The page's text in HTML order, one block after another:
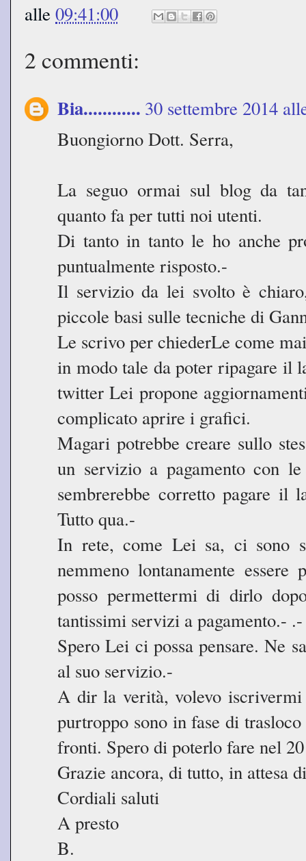
alle 09:41:00
2 commenti:
Bia............ 30 settembre 2014
Buongiorno Dott. Serra,
La seguo ormai sul blog da
quanto fa per tutti noi utenti.
Di tanto in tanto le ho anche
puntualmente risposto.-
Il servizio da lei svolto è
piccole basi sulle tecniche di
Le scrivo per chiederLe come
in modo tale da poter ripagare
twitter Lei propone
complicato aprire i grafici.
Magari potrebbe creare sullo
un servizio a pagamento con
sembrerebbe corretto pagare il
Tutto qua.-
In rete, come Lei sa, ci sono
nemmeno lontanamente
posso permettermi di dirlo
tantissimi servizi a pagamento.- .-
Spero Lei ci possa pensare. Ne
al suo servizio.-
A dir la verità, volevo
purtroppo sono in fase di
fronti. Spero di poterlo fare nel
Grazie ancora, di tutto, in attesa
Cordiali saluti
A presto
B.